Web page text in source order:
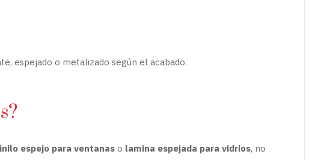
espejado o metalizado según el acabado.
espejo para ventanas o lamina espejada para vidrios, no